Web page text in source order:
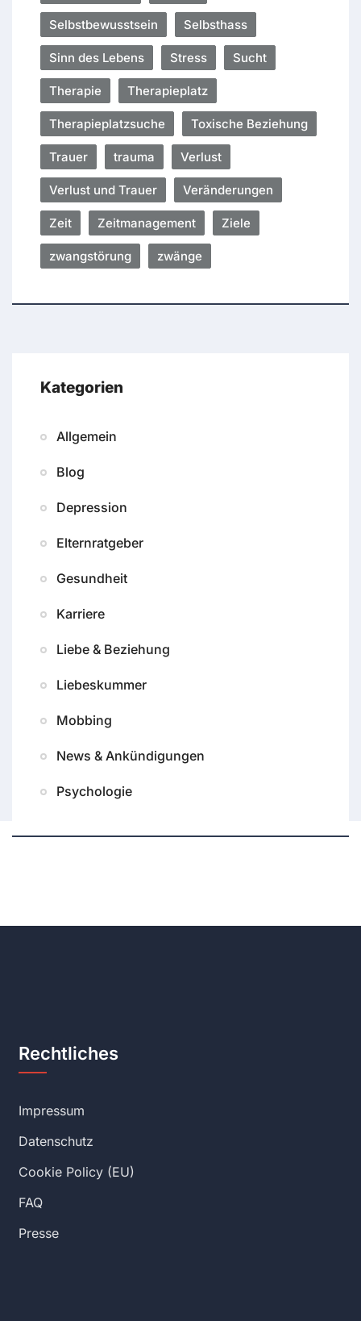
Selbstbewusstsein Selbsthass
Sinn des Lebens Stress Sucht
Therapie Therapieplatz
Therapieplatzsuche Toxische Beziehung
Trauer trauma Verlust
Verlust und Trauer Veränderungen
Zeit Zeitmanagement Ziele
zwangstörung zwänge
Kategorien
Allgemein
Blog
Depression
Elternratgeber
Gesundheit
Karriere
Liebe & Beziehung
Liebeskummer
Mobbing
News & Ankündigungen
Psychologie
Rechtliches
Impressum
Datenschutz
Cookie Policy (EU)
FAQ
Presse